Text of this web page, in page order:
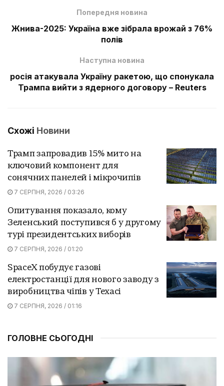
Попередня новина
Жнива-2025: Україна вже зібрала врожай з 76%
полів
Наступна новина
росія атакувала Україну ракетою, що спонукала
Трампа вийти з ядерного договору – Reuters
Схожі Новини
Трамп запровадив 15% мито на
ключовий компонент для
сонячних панелей і мікрочипів
7 СЕРПНЯ, 2026 / 03:26
Опитування показало, кому
Зеленський поступився б у другому
турі президентських виборів
7 СЕРПНЯ, 2026 / 01:20
SpaceX побудує газові
електростанції для нового заводу з
виробництва чіпів у Техасі
7 СЕРПНЯ, 2026 / 01:16
ГОЛОВНЕ СЬОГОДНІ